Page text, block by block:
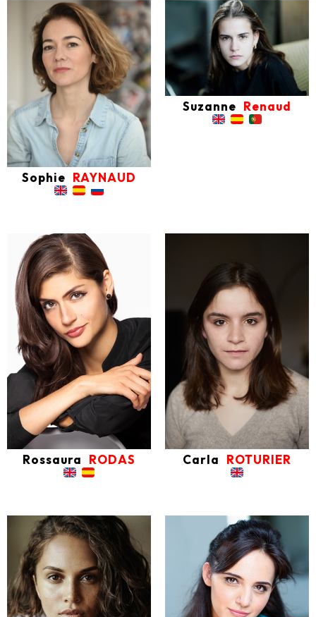
Sophie RAYNAUD
Suzanne Renaud
Rossaura RODAS Carla ROTURIER